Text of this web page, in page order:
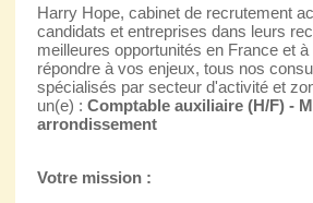
Harry Hope, cabinet de recrutement
candidats et entreprises dans leurs
meilleures opportunités en France et
répondre à vos enjeux, tous nos
spécialisés par secteur d'activité et
un(e) : Comptable auxiliaire (H/F) -
arrondissement
Votre mission :